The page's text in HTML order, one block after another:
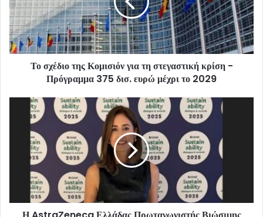
Το σχέδιο της Κομισιόν για τη στεγαστική κρίση -
Πρόγραμμα 375 δισ. ευρώ μέχρι το 2029